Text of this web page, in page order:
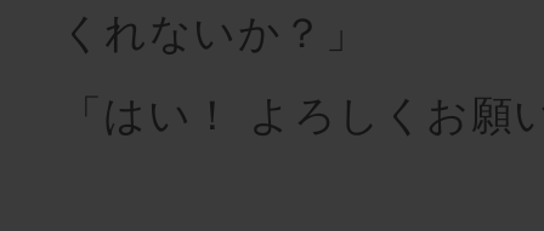
くれないか？」
「はい！ よろしくお願